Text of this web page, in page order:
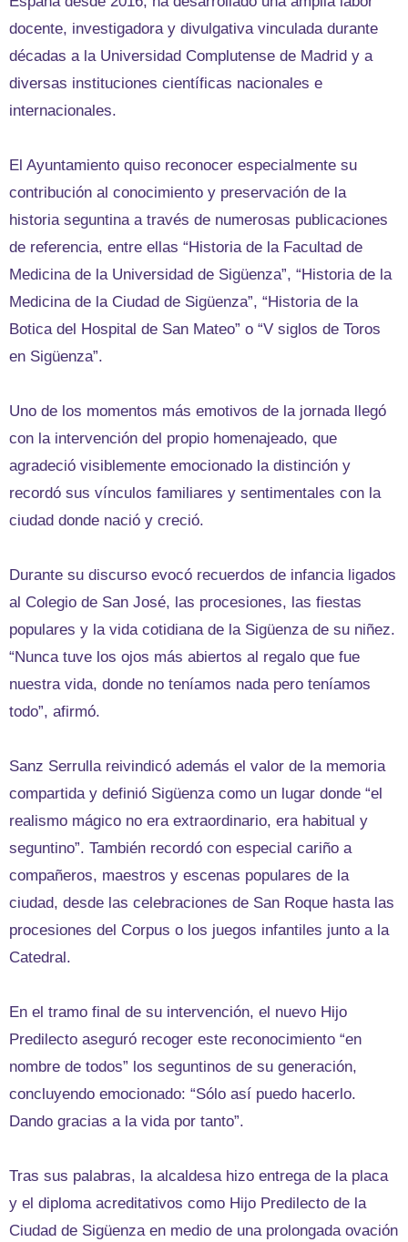
docente, investigadora y divulgativa vinculada durante
décadas a la Universidad Complutense de Madrid y a
diversas instituciones científicas nacionales e
internacionales.
El Ayuntamiento quiso reconocer especialmente su
contribución al conocimiento y preservación de la
historia seguntina a través de numerosas publicaciones
de referencia, entre ellas “Historia de la Facultad de
Medicina de la Universidad de Sigüenza”, “Historia de la
Medicina de la Ciudad de Sigüenza”, “Historia de la
Botica del Hospital de San Mateo” o “V siglos de Toros
en Sigüenza”.
Uno de los momentos más emotivos de la jornada llegó
con la intervención del propio homenajeado, que
agradeció visiblemente emocionado la distinción y
recordó sus vínculos familiares y sentimentales con la
ciudad donde nació y creció.
Durante su discurso evocó recuerdos de infancia ligados
al Colegio de San José, las procesiones, las fiestas
populares y la vida cotidiana de la Sigüenza de su niñez.
“Nunca tuve los ojos más abiertos al regalo que fue
nuestra vida, donde no teníamos nada pero teníamos
todo”, afirmó.
Sanz Serrulla reivindicó además el valor de la memoria
compartida y definió Sigüenza como un lugar donde “el
realismo mágico no era extraordinario, era habitual y
seguntino”. También recordó con especial cariño a
compañeros, maestros y escenas populares de la
ciudad, desde las celebraciones de San Roque hasta las
procesiones del Corpus o los juegos infantiles junto a la
Catedral.
En el tramo final de su intervención, el nuevo Hijo
Predilecto aseguró recoger este reconocimiento “en
nombre de todos” los seguntinos de su generación,
concluyendo emocionado: “Sólo así puedo hacerlo.
Dando gracias a la vida por tanto”.
Tras sus palabras, la alcaldesa hizo entrega de la placa
y el diploma acreditativos como Hijo Predilecto de la
Ciudad de Sigüenza en medio de una prolongada ovación